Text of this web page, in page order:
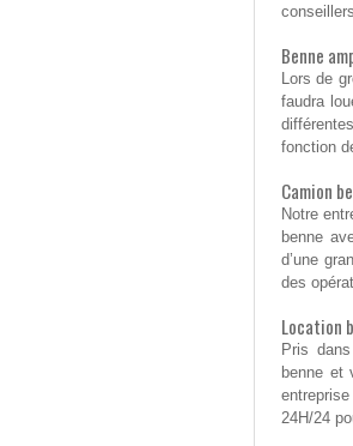
Benne
Lors de
faudra
fonction
Camion
Notre
benne
d’une
des
Location
Pris
benne et
24H/24